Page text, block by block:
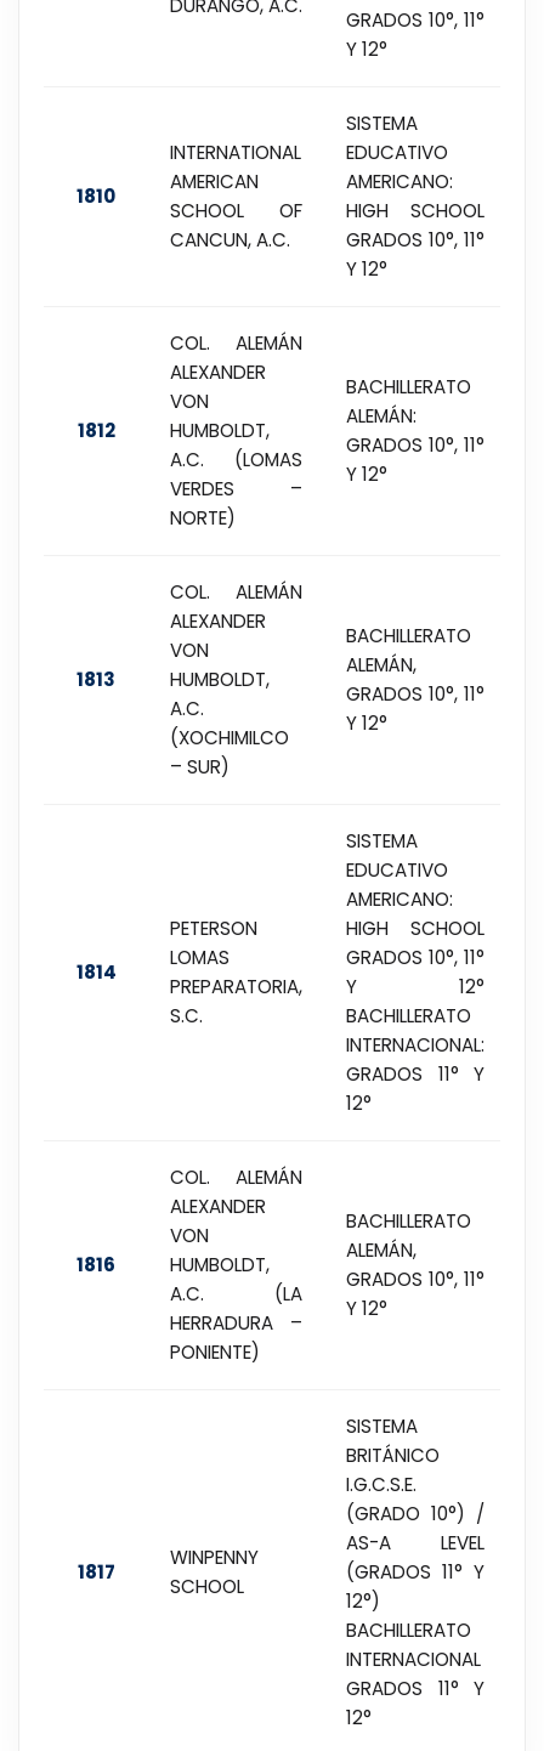
DURANGO, A.C.
GRADOS 10°, 11°
Y 12°
1810
INTERNATIONAL
AMERICAN
SCHOOL OF
CANCUN, A.C.
SISTEMA
EDUCATIVO
AMERICANO:
HIGH SCHOOL
GRADOS 10°, 11°
Y 12°
1812
COL. ALEMÁN
ALEXANDER
VON
HUMBOLDT,
A.C. (LOMAS
VERDES –
NORTE)
BACHILLERATO
ALEMÁN:
GRADOS 10°, 11°
Y 12°
1813
COL. ALEMÁN
ALEXANDER
VON
HUMBOLDT,
A.C.
(XOCHIMILCO
– SUR)
BACHILLERATO
ALEMÁN,
GRADOS 10°, 11°
Y 12°
1814
PETERSON
LOMAS
PREPARATORIA,
S.C.
SISTEMA
EDUCATIVO
AMERICANO:
HIGH SCHOOL
GRADOS 10°, 11°
Y 12°
BACHILLERATO
INTERNACIONAL:
GRADOS 11° Y
12°
1816
COL. ALEMÁN
ALEXANDER
VON
HUMBOLDT,
A.C. (LA
HERRADURA –
PONIENTE)
BACHILLERATO
ALEMÁN,
GRADOS 10°, 11°
Y 12°
1817
WINPENNY
SCHOOL
SISTEMA
BRITÁNICO
I.G.C.S.E.
(GRADO 10°) /
AS-A LEVEL
(GRADOS 11° Y
12°)
BACHILLERATO
INTERNACIONAL
GRADOS 11° Y
12°